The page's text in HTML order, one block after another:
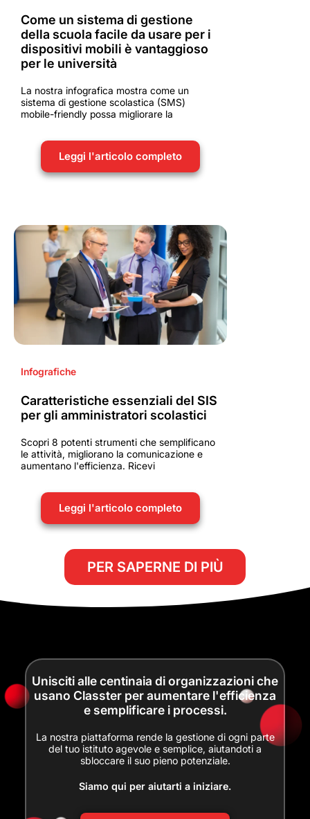
Come un sistema di gestione
della scuola facile da usare per i
dispositivi mobili è vantaggioso
per le università
La nostra infografica mostra come un
sistema di gestione scolastica (SMS)
mobile-friendly possa migliorare la
Leggi l'articolo completo
Infografiche
Caratteristiche essenziali del SIS
per gli amministratori scolastici
Scopri 8 potenti strumenti che semplificano
le attività, migliorano la comunicazione e
aumentano l'efficienza. Ricevi
Leggi l'articolo completo
PER SAPERNE DI PIÙ
Unisciti alle centinaia di organizzazioni che
usano Classter per aumentare l'efficienza
e semplificare i processi.
La nostra piattaforma rende la gestione di ogni parte
del tuo istituto agevole e semplice, aiutandoti a
sbloccare il suo pieno potenziale.
Siamo qui per aiutarti a iniziare.